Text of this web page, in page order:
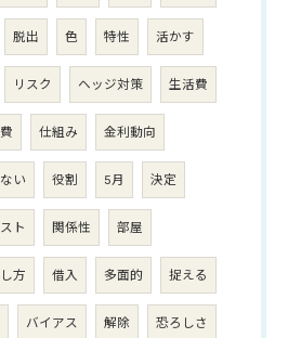
脱出 色 特性 活かす
リスク ヘッジ対策 生活費
仕組み 金利動向
い 役割 5月 決定
ト 関係性 部屋
方 借入 多面的 捉える
バイアス 解除 恐ろしさ